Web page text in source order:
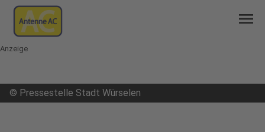
menu
Anzeige
© Pressestelle Stadt Würselen